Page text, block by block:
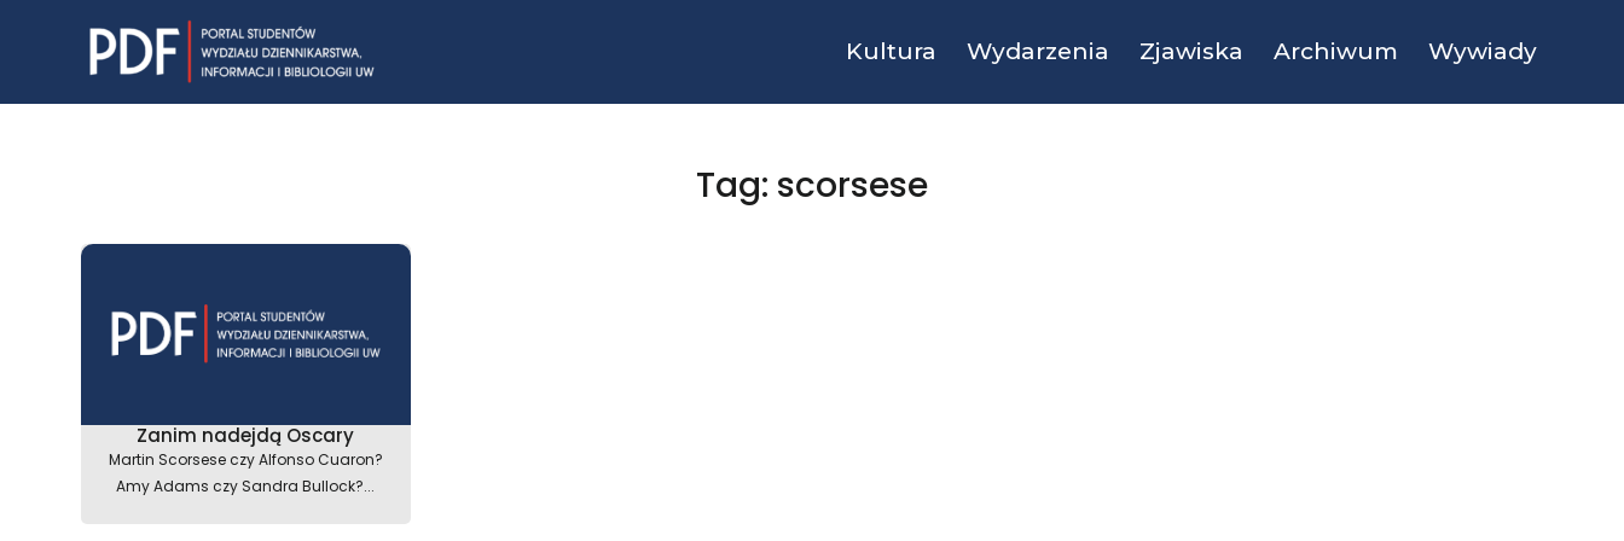
Kultura Wydarzenia Zjawiska Archiwum Wywiady
Tag: scorsese
Zanim nadejdą Oscary
Martin Scorsese czy Alfonso Cuaron?
Amy Adams czy Sandra Bullock?...